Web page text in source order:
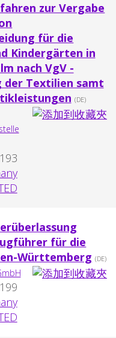
zur Vergabe
für die
Kindergärten in
nach VgV -
der Textilien samt
(DE)
für die
Württemberg (DE)